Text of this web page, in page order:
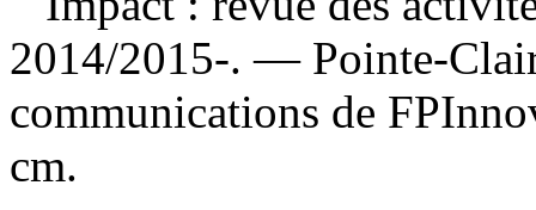
2014/2015-. — Pointe-
communications de
cm.